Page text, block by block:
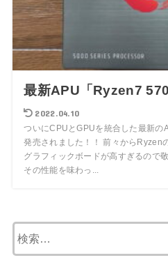
最新APU「Ryzen7
2022.04.10
ついにCPUとGPUを統合した最新
発売されました！！ 前々からRyzen
グラフィックボードが高すぎるので
その性能を味わっ...
索